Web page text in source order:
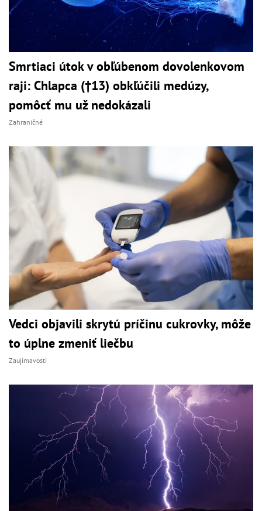
Smrtiaci útok v obľúbenom dovolenkovom
raji: Chlapca (†13) obkľúčili medúzy,
pomôcť mu už nedokázali
Zahraničné
Vedci objavili skrytú príčinu cukrovky, môže
to úplne zmeniť liečbu
Zaujímavosti